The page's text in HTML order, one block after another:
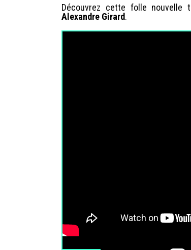
Découvrez cette folle nouvelle
Alexandre Girard.